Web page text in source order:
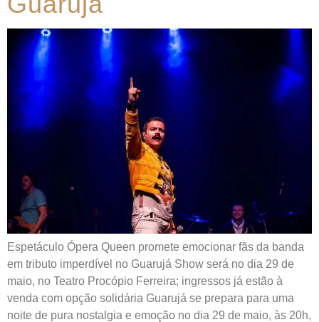
Espetáculo Ópera Queen promete emocionar fãs da banda
em tributo imperdível no Guarujá Show será no dia 29 de
maio, no Teatro Procópio Ferreira; ingressos já estão à
venda com opção solidária Guarujá se prepara para uma
noite de pura nostalgia e emoção no dia 29 de maio, às 20h,